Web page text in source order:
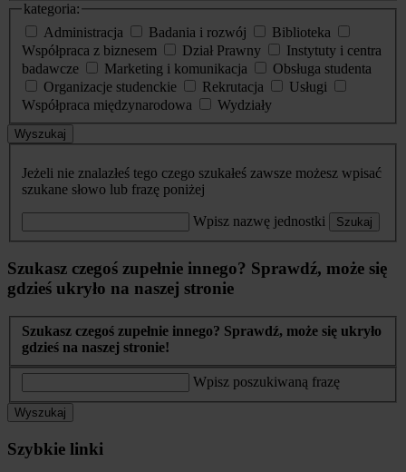
kategoria:
Administracja
Badania i rozwój
Biblioteka
Współpraca z biznesem
Dział Prawny
Instytuty i centra
badawcze
Marketing i komunikacja
Obsługa studenta
Organizacje studenckie
Rekrutacja
Usługi
Współpraca międzynarodowa
Wydziały
Wyszukaj
Jeżeli nie znalazłeś tego czego szukałeś zawsze możesz wpisać
szukane słowo lub frazę poniżej
Wpisz nazwę jednostki Szukaj
Szukasz czegoś zupełnie innego? Sprawdź, może się
gdzieś ukryło na naszej stronie
Szukasz czegoś zupełnie innego? Sprawdź, może się ukryło
gdzieś na naszej stronie!
Wpisz poszukiwaną frazę
Wyszukaj
Szybkie linki